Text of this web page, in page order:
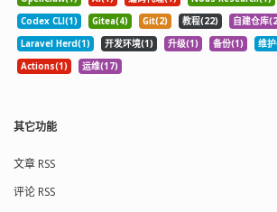
Codex CLI(1)
Gitea(4) Git(2) 教程(22) 自建仓库
Laravel Herd(1)
开发环境(1) 升级(1) 备份(1) 维
Actions(1)
运维(17)
其它功能
文章 RSS
评论 RSS